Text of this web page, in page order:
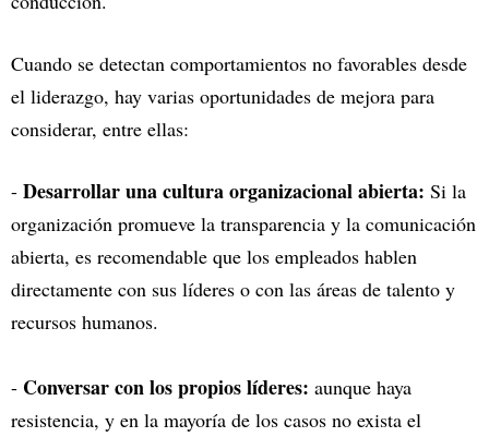
Cuando se detectan comportamientos no favorables desde
el liderazgo, hay varias oportunidades de mejora para
considerar, entre ellas:
- Desarrollar una cultura organizacional abierta: Si la
organización promueve la transparencia y la comunicación
abierta, es recomendable que los empleados hablen
directamente con sus líderes o con las áreas de talento y
recursos humanos.
- Conversar con los propios líderes: aunque haya
resistencia, y en la mayoría de los casos no exista el